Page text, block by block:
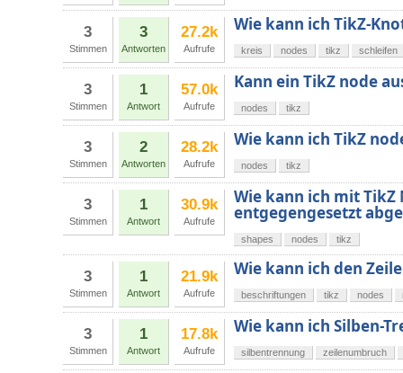
3
Stimmen
3
Antworten
27.2k
Aufrufe
Wie kann ich TikZ-
kreis nodes tikz schleifen
3
Stimmen
1
Antwort
57.0k
Aufrufe
Kann ein TikZ node
nodes tikz
3
Stimmen
2
Antworten
28.2k
Aufrufe
Wie kann ich TikZ
nodes tikz
3
Stimmen
1
Antwort
30.9k
Aufrufe
Wie kann ich mit TikZ
entgegengesetzt
shapes nodes tikz
3
Stimmen
1
Antwort
21.9k
Aufrufe
Wie kann ich den
beschriftungen tikz nodes
3
Stimmen
1
Antwort
17.8k
Aufrufe
Wie kann ich Silben-
silbentrennung zeilenumbruch